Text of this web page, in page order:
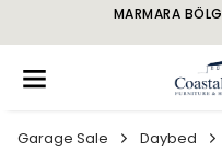
MARMARA
Garage Sale Daybed